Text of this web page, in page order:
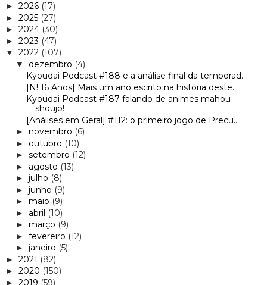
► 2026 (17)
► 2025 (27)
► 2024 (30)
► 2023 (47)
▼ 2022 (107)
▼ dezembro (4)
Kyoudai Podcast #188 e a análise final da temporad...
[N! 16 Anos] Mais um ano escrito na história deste...
Kyoudai Podcast #187 falando de animes mahou
shoujo!
[Análises em Geral] #112: o primeiro jogo de Precu...
► novembro (6)
► outubro (10)
► setembro (12)
► agosto (13)
► julho (8)
► junho (9)
► maio (9)
► abril (10)
► março (9)
► fevereiro (12)
► janeiro (5)
► 2021 (82)
► 2020 (150)
► 2019 (59)